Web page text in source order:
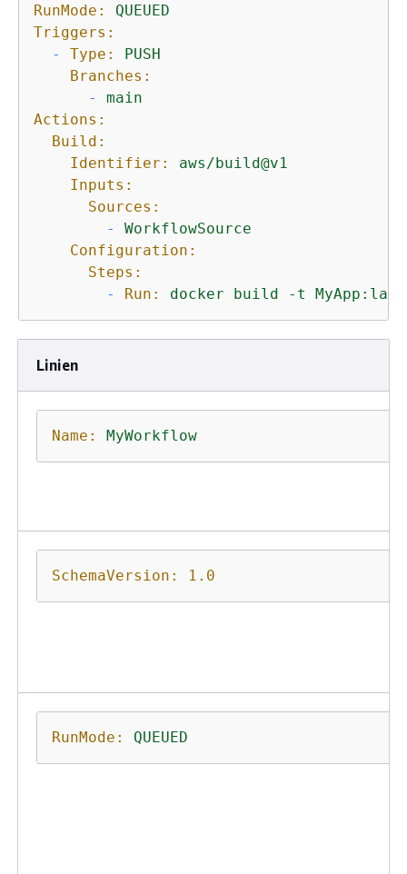
RunMode:
QUEUED
Triggers:
-
Type:
PUSH
Branches:
-
main
Actions:
Build:
Identifier:
aws/build@v1
Inputs:
Sources:
-
WorkflowSource
Configuration:
Steps:
-
Run: docker build -t
Linien
Name: MyWorkflow
SchemaVersion: 1.0
RunMode: QUEUED